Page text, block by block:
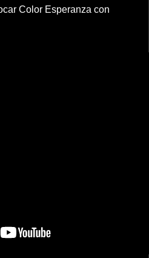
Color Esperanza con